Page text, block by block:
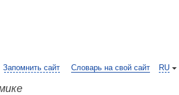
RU
Запомнить сайт Словарь на свой сайт